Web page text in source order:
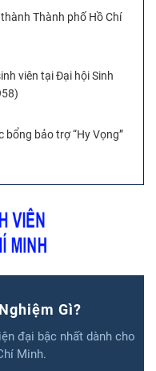
Thành phố Hồ Chí
viên tại Đại hội Sinh
bổng bảo trợ “Hy Vọng”
Gì?
đại bậc nhất dành cho
Minh.